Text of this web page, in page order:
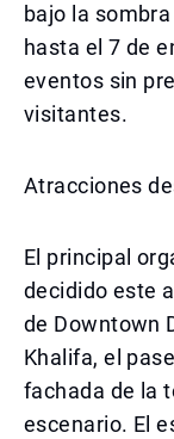
bajo la
hasta el 7 de
eventos sin
visitantes.
Atracciones
El principal
decidido este
de Downtown
Khalifa, el
fachada de la
escenario. El